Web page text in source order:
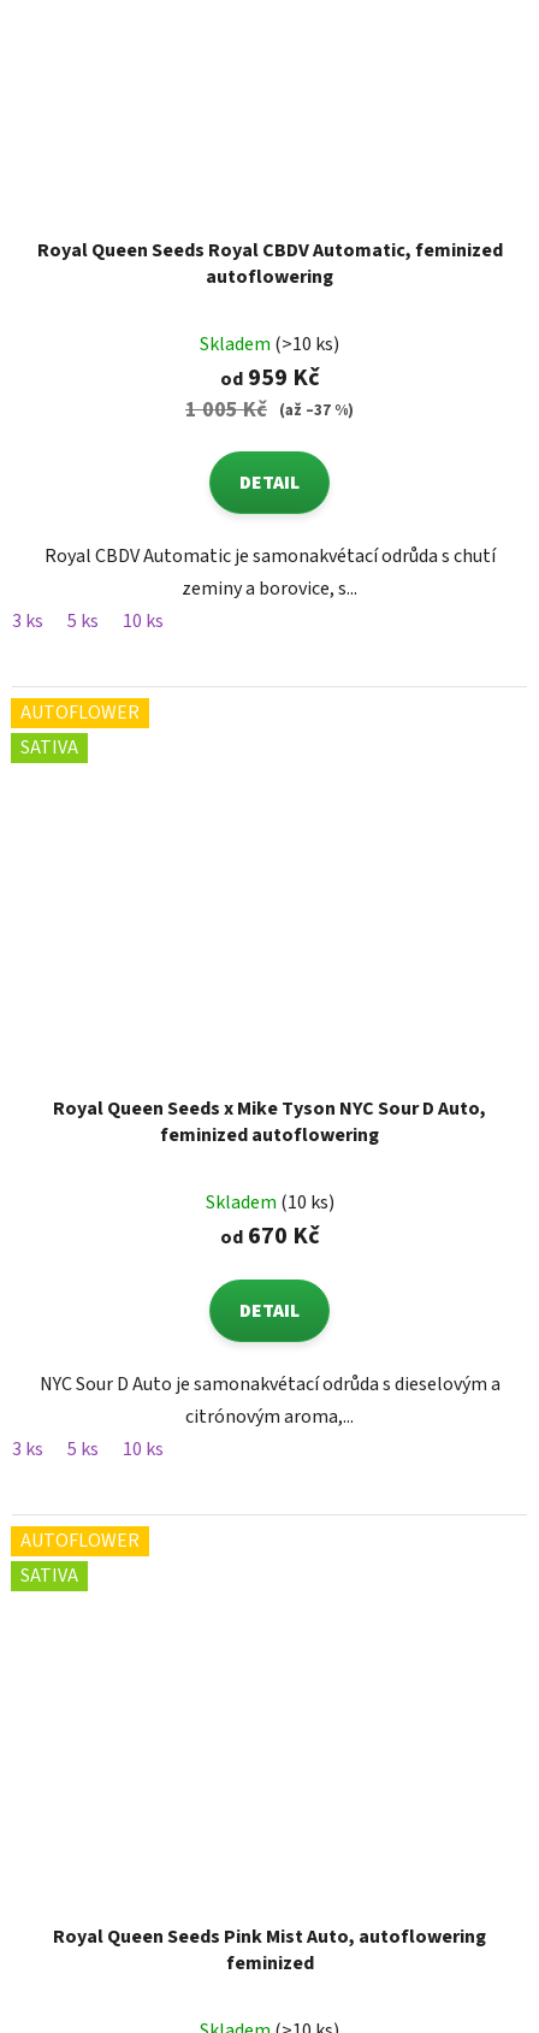
Royal Queen Seeds Royal CBDV Automatic, feminized
autoflowering
Skladem (>10 ks)
od959 Kč
1 005 Kč (až –37 %)
DETAIL
Royal CBDV Automatic je samonakvétací odrůda s chutí
zeminy a borovice, s...
3 ks
5 ks 10 ks
AUTOFLOWER
SATIVA
Royal Queen Seeds x Mike Tyson NYC Sour D Auto,
feminized autoflowering
Skladem (10 ks)
od670 Kč
DETAIL
NYC Sour D Auto je samonakvétací odrůda s dieselovým a
citrónovým aroma,...
3 ks
5 ks 10 ks
AUTOFLOWER
SATIVA
Royal Queen Seeds Pink Mist Auto, autoflowering
feminized